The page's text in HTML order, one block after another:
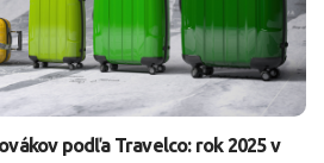
podľa Travelco: rok 2025 v